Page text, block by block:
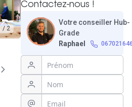
/ 2
Contactez-nous !
Votre conseiller Hub-
Grade
Raphael